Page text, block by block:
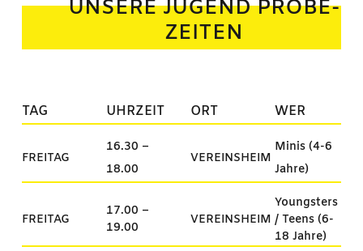
UNSERE JUGEND PROBE­
ZEITEN
TAG UHRZEIT ORT WER
FREITAG
16.30 –
18.00
VEREINSHEIM
Minis (4-6
Jahre)
FREITAG
17.00 –
19.00
VEREINSHEIM
Youngsters
/ Teens (6-
18 Jahre)